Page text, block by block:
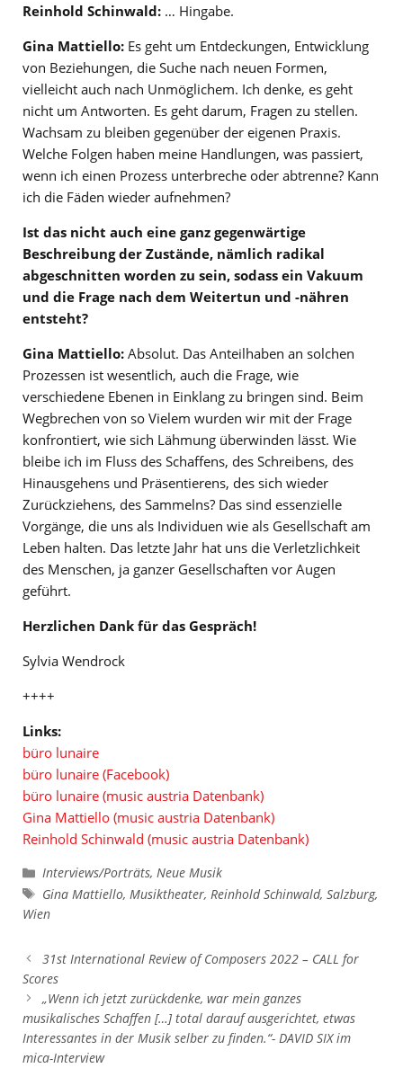
Reinhold Schinwald: … Hingabe.
Gina Mattiello: Es geht um Entdeckungen, Entwicklung
von Beziehungen, die Suche nach neuen Formen,
vielleicht auch nach Unmöglichem. Ich denke, es geht
nicht um Antworten. Es geht darum, Fragen zu stellen.
Wachsam zu bleiben gegenüber der eigenen Praxis.
Welche Folgen haben meine Handlungen, was passiert,
wenn ich einen Prozess unterbreche oder abtrenne? Kann
ich die Fäden wieder aufnehmen?
Ist das nicht auch eine ganz gegenwärtige
Beschreibung der Zustände, nämlich radikal
abgeschnitten worden zu sein, sodass ein Vakuum
und die Frage nach dem Weitertun und -nähren
entsteht?
Gina Mattiello: Absolut. Das Anteilhaben an solchen
Prozessen ist wesentlich, auch die Frage, wie
verschiedene Ebenen in Einklang zu bringen sind. Beim
Wegbrechen von so Vielem wurden wir mit der Frage
konfrontiert, wie sich Lähmung überwinden lässt. Wie
bleibe ich im Fluss des Schaffens, des Schreibens, des
Hinausgehens und Präsentierens, des sich wieder
Zurückziehens, des Sammelns? Das sind essenzielle
Vorgänge, die uns als Individuen wie als Gesellschaft am
Leben halten. Das letzte Jahr hat uns die Verletzlichkeit
des Menschen, ja ganzer Gesellschaften vor Augen
geführt.
Herzlichen Dank für das Gespräch!
Sylvia Wendrock
++++
Links:
büro lunaire
büro lunaire (Facebook)
büro lunaire (music austria Datenbank)
Gina Mattiello (music austria Datenbank)
Reinhold Schinwald (music austria Datenbank)
Kategorien
Interviews/Porträts, Neue Musik
Schlagwörter
Gina Mattiello, Musiktheater, Reinhold Schinwald,Salzburg,
Wien
31st International Review of Composers 2022 – CALL for
Scores
„Wenn ich jetzt zurückdenke, war mein ganzes
musikalisches Schaffen […] total darauf ausgerichtet, etwas
Interessantes in der Musik selber zu finden.“- DAVID SIX im
mica-Interview